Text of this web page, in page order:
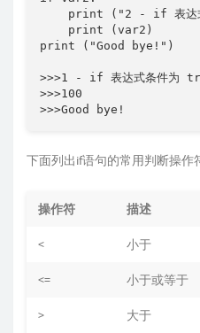
print ("2 - if 表达
    print (var2)
print ("Good bye!")
>>>1 - if 表达式条件为
>>>100
>>>Good bye!
下面列出if语句的常用判断操作
操作符 描述
< 小于
<= 小于或等于
> 大于